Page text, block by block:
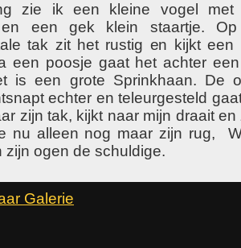
zie ik een kleine vogel met
een gek klein staartje.
tak zit het rustig en kijkt
een poosje gaat het achter
is een grote Sprinkhaan. De
echter en teleurgesteld
zijn tak, kijkt naar mijn draait
nu alleen nog maar zijn rug,
zijn ogen de schuldige.
Galerie